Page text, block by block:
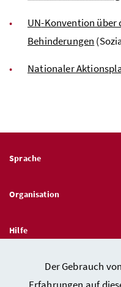
Der Gebrauch
UN-Konvention über
Behinderungen
Nationaler
Sprache
Organisation
Hilfe
Quicklinks